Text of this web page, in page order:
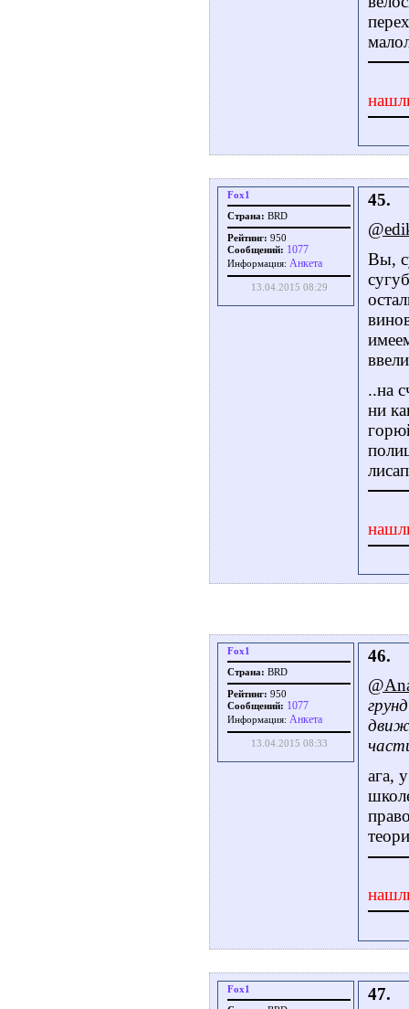
Fox1
Страна: BRD
Рейтинг: 950
Сообщений: 1077
Информация: Aнкета
13.04.2015 08:29
45.
Вы,
..на
ни
Fox1
Страна: BRD
Рейтинг: 950
Сообщений: 1077
Информация: Aнкета
13.04.2015 08:33
46.
ага,
Fox1
47.